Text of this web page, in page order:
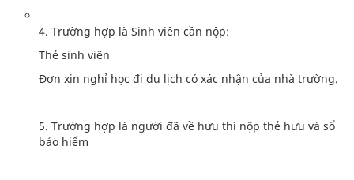
4. Trường hợp là Sinh viên cần nộp:
Thẻ sinh viên
Đơn xin nghỉ học đi du lịch có xác nhận của nhà trường.
5. Trường hợp là người đã về hưu thì nộp thẻ hưu và sổ
bảo hiểm